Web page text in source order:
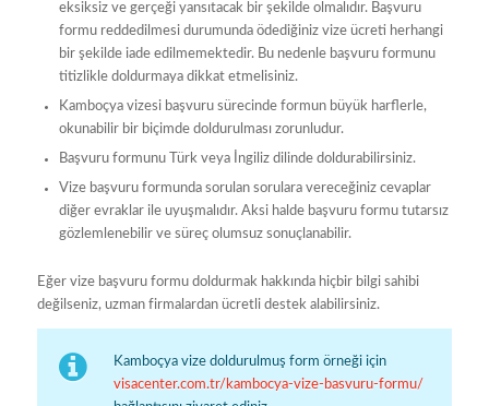
eksiksiz ve gerçeği yansıtacak bir şekilde olmalıdır. Başvuru
formu reddedilmesi durumunda ödediğiniz vize ücreti herhangi
bir şekilde iade edilmemektedir. Bu nedenle başvuru formunu
titizlikle doldurmaya dikkat etmelisiniz.
Kamboçya vizesi başvuru sürecinde formun büyük harflerle,
okunabilir bir biçimde doldurulması zorunludur.
Başvuru formunu Türk veya İngiliz dilinde doldurabilirsiniz.
Vize başvuru formunda sorulan sorulara vereceğiniz cevaplar
diğer evraklar ile uyuşmalıdır. Aksi halde başvuru formu tutarsız
gözlemlenebilir ve süreç olumsuz sonuçlanabilir.
Eğer vize başvuru formu doldurmak hakkında hiçbir bilgi sahibi
değilseniz, uzman firmalardan ücretli destek alabilirsiniz.
Kamboçya vize doldurulmuş form örneği için
visacenter.com.tr/kambocya-vize-basvuru-formu/